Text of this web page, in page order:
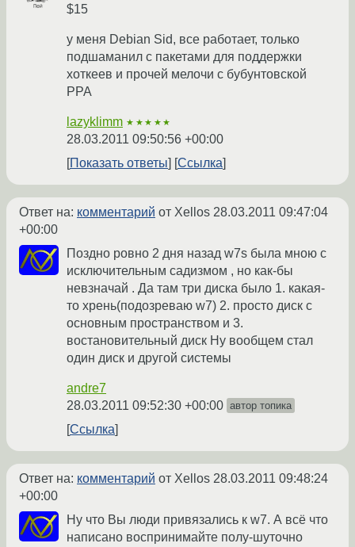
$15
у меня Debian Sid, все работает, только
подшаманил с пакетами для поддержки
хоткеев и прочей мелочи с бубунтовской
PPA
lazyklimm ★★★★★
28.03.2011 09:50:56 +00:00
Показать ответы
Ссылка
Ответ на: комментарий от Xellos 28.03.2011 09:47:04
+00:00
Поздно ровно 2 дня назад w7s была мною с
исключительным садизмом , но как-бы
невзначай . Да там три диска было 1. какая-
то хрень(подозреваю w7) 2. просто диск с
основным пространством и 3.
востановительный диск Ну вообщем стал
один диск и другой системы
andre7
28.03.2011 09:52:30 +00:00 автор топика
Ссылка
Ответ на: комментарий от Xellos 28.03.2011 09:48:24
+00:00
Ну что Вы люди привязались к w7. А всё что
написано воспринимайте полу-шуточно